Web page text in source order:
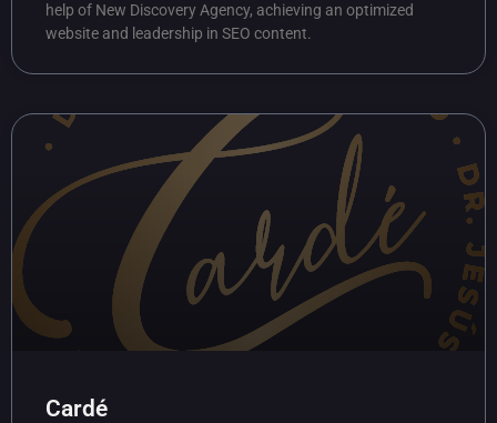
help of New Discovery Agency, achieving an optimized
website and leadership in SEO content.
Cardé